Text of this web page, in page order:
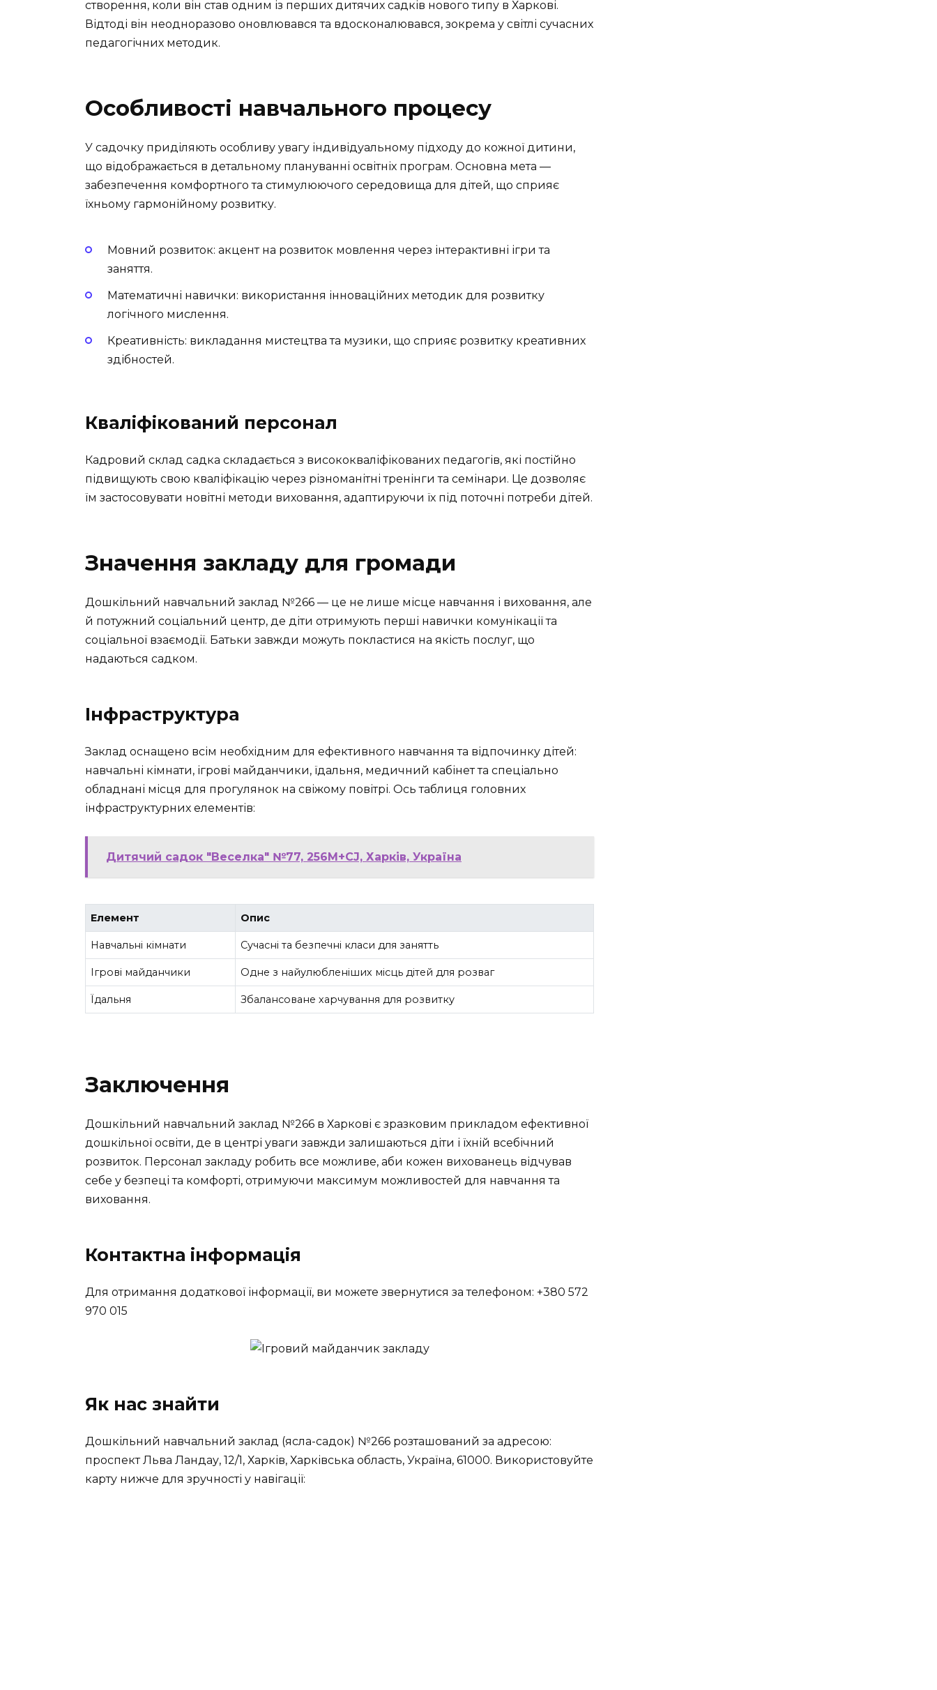
створення, коли він став одним із перших дитячих садків нового типу в Харкові.
Відтоді він неодноразово оновлювався та вдосконалювався, зокрема у світлі сучасних
педагогічних методик.
Особливості навчального процесу
У садочку приділяють особливу увагу індивідуальному підходу до кожної дитини,
що відображається в детальному плануванні освітніх програм. Основна мета —
забезпечення комфортного та стимулюючого середовища для дітей, що сприяє
їхньому гармонійному розвитку.
Мовний розвиток: акцент на розвиток мовлення через інтерактивні ігри та
заняття.
Математичні навички: використання інноваційних методик для розвитку
логічного мислення.
Креативність: викладання мистецтва та музики, що сприяє розвитку креативних
здібностей.
Кваліфікований персонал
Кадровий склад садка складається з висококваліфікованих педагогів, які постійно
підвищують свою кваліфікацію через різноманітні тренінги та семінари. Це дозволяє
їм застосовувати новітні методи виховання, адаптируючи їх під поточні потреби дітей.
Значення закладу для громади
Дошкільний навчальний заклад №266 — це не лише місце навчання і виховання, але
й потужний соціальний центр, де діти отримують перші навички комунікації та
соціальної взаємодії. Батьки завжди можуть покластися на якість послуг, що
надаються садком.
Інфраструктура
Заклад оснащено всім необхідним для ефективного навчання та відпочинку дітей:
навчальні кімнати, ігрові майданчики, їдальня, медичний кабінет та спеціально
обладнані місця для прогулянок на свіжому повітрі. Ось таблиця головних
інфраструктурних елементів:
Дитячий садок "Веселка" №77, 256M+CJ, Харків, Україна
Елемент Опис
Навчальні кімнати Сучасні та безпечні класи для занятть
Ігрові майданчики Одне з найулюбленіших місць дітей для розваг
Їдальня Збалансоване харчування для розвитку
Заключення
Дошкільний навчальний заклад №266 в Харкові є зразковим прикладом ефективної
дошкільної освіти, де в центрі уваги завжди залишаються діти і їхній всебічний
розвиток. Персонал закладу робить все можливе, аби кожен вихованець відчував
себе у безпеці та комфорті, отримуючи максимум можливостей для навчання та
виховання.
Контактна інформація
Для отримання додаткової інформації, ви можете звернутися за телефоном: +380 572
970 015
Як нас знайти
Дошкільний навчальний заклад (ясла-садок) №266 розташований за адресою:
проспект Льва Ландау, 12/1, Харків, Харківська область, Україна, 61000. Використовуйте
карту нижче для зручності у навігації: